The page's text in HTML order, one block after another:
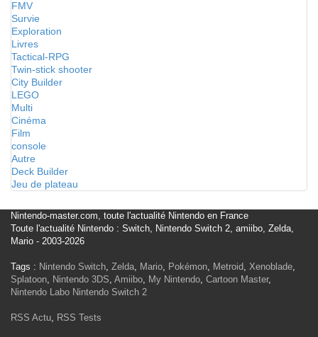
FMV
Survie
Exploration
Livres
Tactical-RPG
Twin-stick shooter
City Builder
LEGO
Multi
Cinéma
Film
console
Autre
Deck Builder
Jeu de plateau
Nintendo-master.com, toute l'actualité Nintendo en France
Toute l'actualité Nintendo : Switch, Nintendo Switch 2, amiibo, Zelda,
Mario - 2003-2026
Tags : Nintendo Switch, Zelda, Mario, Pokémon, Metroid, Xenoblade,
Splatoon, Nintendo 3DS, Amiibo, My Nintendo, Cartoon Master,
Nintendo Labo Nintendo Switch 2
RSS Actu, RSS Tests